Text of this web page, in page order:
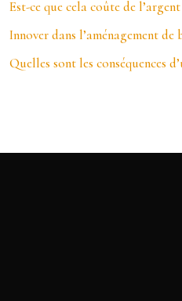
Est-ce que cela coûte de
Innover dans l’aménagement
Quelles sont les conséquences